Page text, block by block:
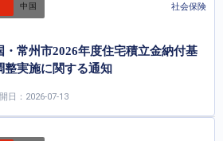
中国 社会保険
・常州市2026年度住宅積立金納付基
整実施に関する通知
日：2026-07-13